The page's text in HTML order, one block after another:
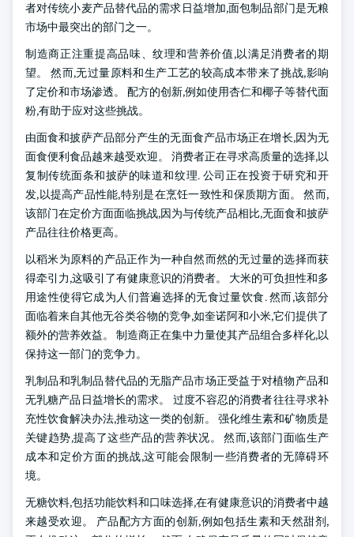
者对传统小麦产品替代品的需求日益增加,面包制品部门是无粮
市场中最突出的部门之一。
制造商正注重提高品味、纹理和营养价值,以满足消费者的期
望。 然而,无过量原料和生产工艺的较高成本带来了挑战,影响
了定价和市场渗透。 配方的创新,例如使用杏仁和椰子等替代面
粉,有助于应对这些挑战。
由面食和披萨产品部分产生的无面食产品市场正在增长,因为无
面食便利食品越来越受欢迎。 消费者正在寻求高质量的选择,以
复制传统面条和披萨的味道和纹理. 公司正在投资于研究和开
发,以提高产品性能,特别是在烹饪一致性和保质期方面。 然而,
该部门在定价方面面临挑战,因为与传统产品相比,无面食和披萨
产品往往价格更高。
以稻米为原料的产品正作为一种自然而然的无过量的选择而获
得牵引力,这吸引了有健康意识的消费者。 大米的可负担性和多
用途性使得它成为人们普遍选择的无食过量饮食. 然而,该部分
面临着来自其他无谷类谷物的竞争,如奎诺阿和小米,它们提供了
额外的营养效益。 制造商正在集中力量使其产品组合多样化,以
保持这一部门的竞争力。
乳制品和乳制品替代品的无脂产品市场正受益于对植物产品和
无乳糖产品日益增长的需求。 过度不容忍的消费者往往寻求补
充性饮食解决办法,推动这一类的创新。 强化维生素和矿物质是
关键趋势,提高了这些产品的营养状况。 然而,该部门面临生产
成本和定价方面的挑战,这可能会限制一些消费者的无障碍环
境。
无糖饮料,包括功能饮料和口味选择,在有健康意识的消费者中越
来越受欢迎。 产品配方方面的创新,例如包括生素和天然甜剂,